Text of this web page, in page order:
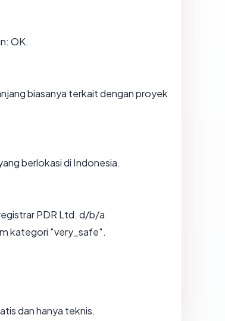
OK.
biasanya terkait dengan proyek
berlokasi di Indonesia.
PDR Ltd. d/b/a
kategori "very_safe".
dan hanya teknis.